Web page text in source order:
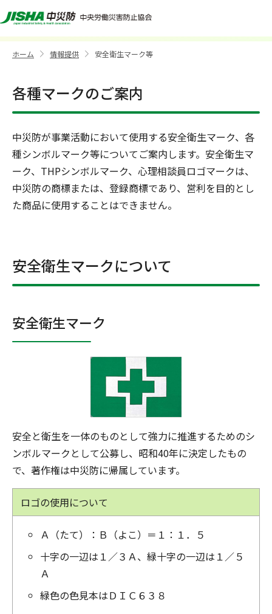
安全衛生マーク等
ホーム >情報提供 >安全衛生マーク等
各種マークのご案内
中災防が事業活動において使用する安全衛生マーク、各
種シンボルマーク等についてご案内します。安全衛生マ
ーク、THPシンボルマーク、心理相談員ロゴマークは、
中災防の商標または、登録商標であり、営利を目的とし
た商品に使用することはできません。
安全衛生マークについて
安全衛生マーク
安全と衛生を一体のものとして強力に推進するためのシ
ンボルマークとして公募し、昭和40年に決定したもの
で、著作権は中災防に帰属しています。
ロゴの使用について
Ａ（たて）：Ｂ（よこ）＝１：１．５
十字の一辺は１／３Ａ、緑十字の一辺は１／５
Ａ
緑色の色見本はＤＩＣ６３８